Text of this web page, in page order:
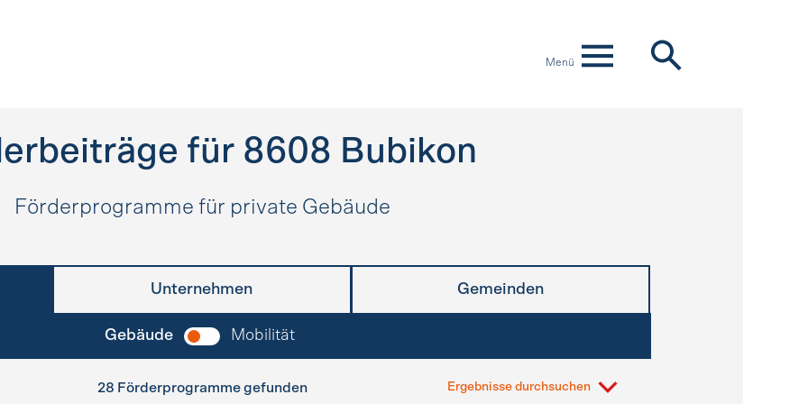
Menü
für 8608 Bubikon
Förderprogramme für private Gebäude
Unternehmen Gemeinden
Gebäude Mobilität
28 Förderprogramme gefunden Ergebnisse durchsuchen